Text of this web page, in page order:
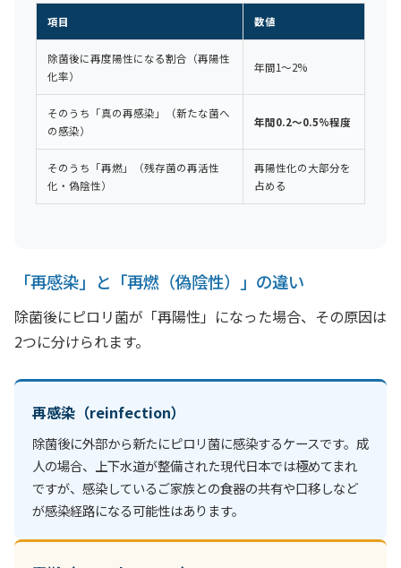
項目 数値
除菌後に再度陽性になる割合（再陽性
化率）
年間1〜2%
そのうち「真の再感染」（新たな菌へ
の感染）
年間0.2〜0.5%程度
そのうち「再燃」（残存菌の再活性
化・偽陰性）
再陽性化の大部分を
占める
「再感染」と「再燃（偽陰性）」の違い
除菌後にピロリ菌が「再陽性」になった場合、その原因は
2つに分けられます。
再感染（reinfection）
除菌後に外部から新たにピロリ菌に感染するケースです。成
人の場合、上下水道が整備された現代日本では極めてまれ
ですが、感染しているご家族との食器の共有や口移しなど
が感染経路になる可能性はあります。